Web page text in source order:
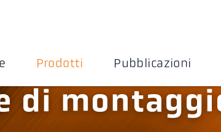
Prodotti Pubblicazioni
di